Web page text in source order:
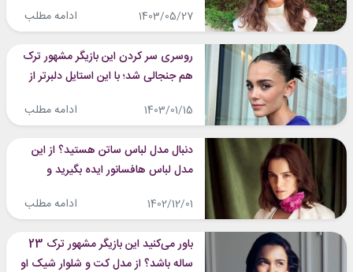
1403/05/27 ادامه مطلب
روسری سر کردن این بازیگر مشهور ترک
هم جنجالی شد؛ با این استایل دلبرتر از
1403/01/15 ادامه مطلب
دنبال مدل لباس ساتن هستید؟ از این
مدل لباس هافسانور ایده بگیرید و
1402/12/01 ادامه مطلب
باور می‌کنید این بازیگر مشهور ترک 23
ساله باشد؟ از مدل کت و شلوار شیک او